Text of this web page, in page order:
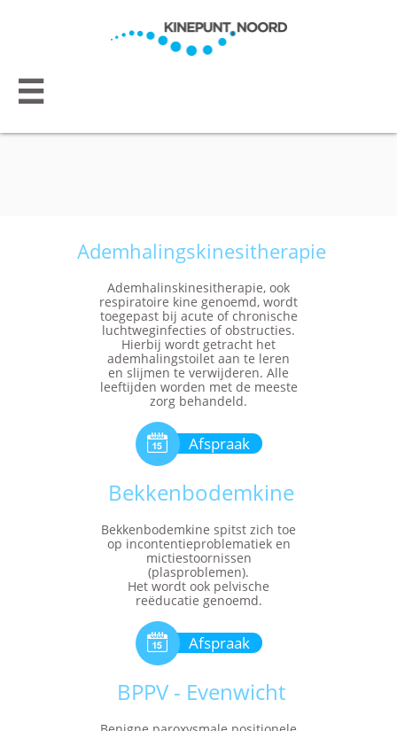

Ademhalingskinesitherapie
Ademhalinskinesitherapie, ook
respiratoire kine genoemd, wordt
toegepast bij acute of chronische
luchtweginfecties of obstructies.
Hierbij wordt getracht het
ademhalingstoilet aan te leren
en slijmen te verwijderen. Alle
leeftijden worden met de meeste
zorg behandeld.
Afspraak

Bekkenbodemkine
Bekkenbodemkine spitst zich toe
op incontentieproblematiek en
mictiestoornissen
(plasproblemen).
Het wordt ook pelvische
reëducatie genoemd.
Afspraak

BPPV - Evenwicht